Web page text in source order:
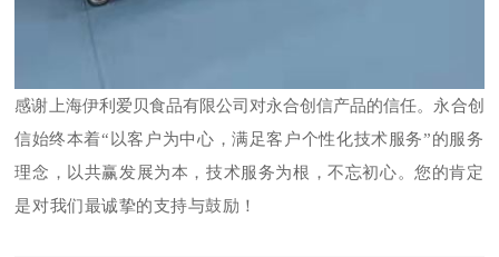
感谢 上海伊利爱贝食品有限公司对永合创信产品的信任。永合创
信始终本着“以客户为中心，满足客户个性化技术服务”的服务
理念，以共赢发展为本，技术服务为根，不忘初心。您的肯定
是对我们最诚挚的支持与鼓励！